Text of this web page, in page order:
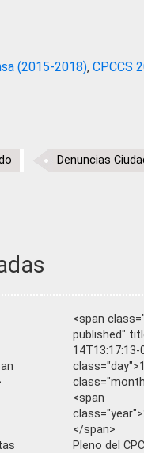
(2015-2018), CPCCS
Denuncias
<span
published"
14T13:17:13-
<span
</span>
Pleno del